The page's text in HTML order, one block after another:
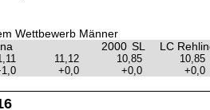
Wettbewerb Männer
2000 SL LC
11,12 10,85
10,85
+0,0 +0,0 +0,0